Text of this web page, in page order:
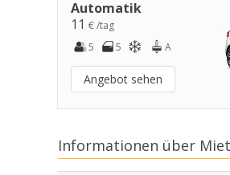
Automatik
11 € /tag
5
5 A
Angebot sehen
Informationen über